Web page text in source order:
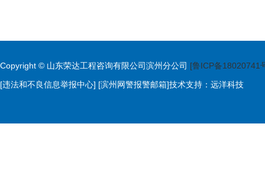
Copyright © 山东荣达工程咨询有限公司滨州分公司 [鲁ICP备18020741
[违法和不良信息举报中心] [滨州网警报警邮箱]技术支持： 远洋科技